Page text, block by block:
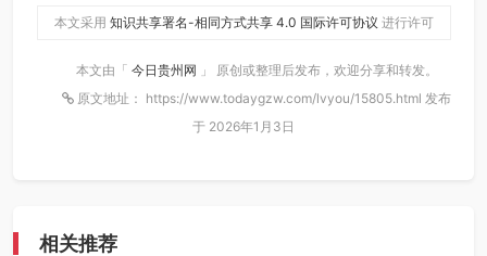
本文采用 知识共享署名-相同方式共享 4.0 国际许可协议 进行许可
本文由「 今日贵州网 」 原创或整理后发布，欢迎分享和转发。
原文地址： https://www.todaygzw.com/lvyou/15805.html 发布
于 2026年1月3日
相关推荐